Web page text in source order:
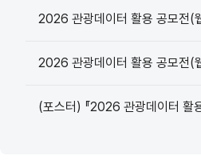
2026 관광데이터 활용 공모전(
2026 관광데이터 활용 공모전(
(포스터) 『2026 관광데이터 활